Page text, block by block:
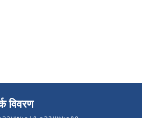
विवरण